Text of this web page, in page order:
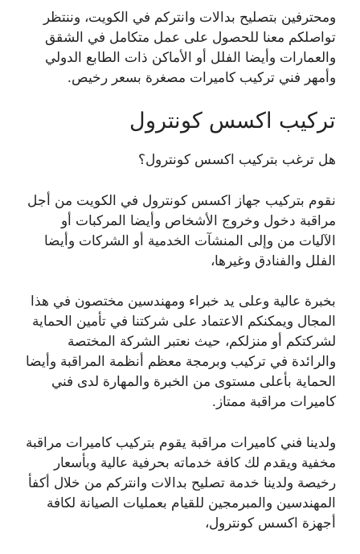
ومحترفين بتصليح بدالات وانتركم في الكويت، وننتظر
تواصلكم معنا للحصول على عمل متكامل في الشقق
والعمارات وأيضا الفلل أو الأماكن ذات الطابع الدولي
وأمهر فني تركيب كاميرات مصغرة بسعر رخيص.
تركيب اكسس كونترول
هل ترغب بتركيب اكسس كونترول؟
نقوم بتركيب جهاز اكسس كونترول في الكويت من أجل
مراقبة دخول وخروج الأشخاص وأيضا المركبات أو
الآليات من وإلى المنشآت الخدمية أو الشركات وأيضا
الفلل والفنادق وغيرها،
بخبرة عالية وعلى يد خبراء ومهندسين مختصون في هذا
المجال ويمكنكم الاعتماد على شركتنا في تأمين الحماية
لشركتكم أو منزلكم، حيث نعتبر الشركة المختصة
والرائدة في تركيب وبرمجة معظم أنظمة المراقبة وأيضا
الحماية بأعلى مستوى من الخبرة والمهارة لدى فني
كاميرات مراقبة ممتاز.
ولدينا فني كاميرات مراقبة يقوم بتركيب كاميرات مراقبة
مخفية ويقدم لك كافة خدماته بحرفية عالية وبأسعار
رخيصة ولدينا خدمة تصليح بدالات وانتركم من خلال أكفأ
المهندسين والمبرمجين للقيام بعمليات الصيانة لكافة
أجهزة اكسس كونترول،